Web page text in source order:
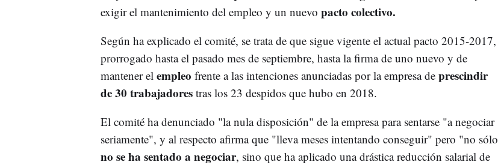
exigir el mantenimiento del empleo y un nuevo pacto colectivo.
Según ha explicado el comité, se trata de que sigue vigente el actual pacto 2015-2017,
prorrogado hasta el pasado mes de septiembre, hasta la firma de uno nuevo y de
mantener el empleo frente a las intenciones anunciadas por la empresa deprescindir
de 30 trabajadorestras los 23 despidos que hubo en 2018.
El comité ha denunciado "la nula disposición" de la empresa para sentarse "a negociar
seriamente", y al respecto afirma que "lleva meses intentando conseguir" pero "no sólo
no se ha sentado a negociar, sino que ha aplicado una drástica reducción salarial de